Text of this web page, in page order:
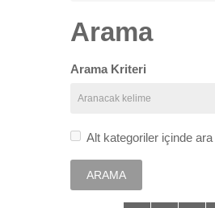
Arama
Arama Kriteri
Alt kategoriler içinde ara